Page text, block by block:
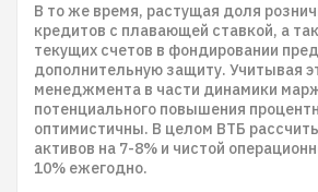
В то же время, растущая доля
кредитов с плавающей ставкой, а
текущих счетов в фондировании
дополнительную защиту. Учитывая
менеджмента в части динамики
потенциального повышения
оптимистичны. В целом ВTБ
активов на 7-8% и чистой
10% ежегодно.